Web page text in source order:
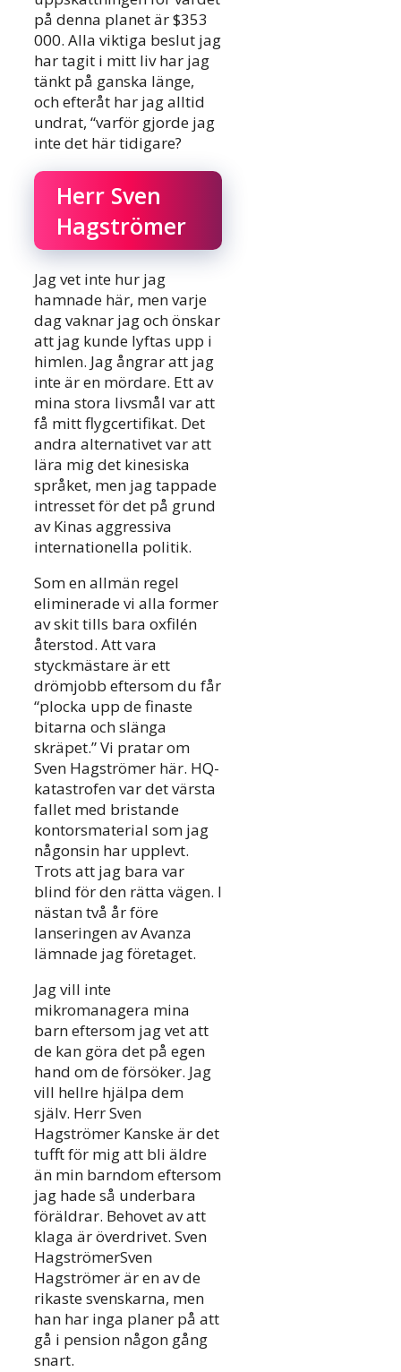
på denna planet är $353
000. Alla viktiga beslut jag
har tagit i mitt liv har jag
tänkt på ganska länge,
och efteråt har jag alltid
undrat, “varför gjorde jag
inte det här tidigare?
Herr Sven
Hagströmer
Jag vet inte hur jag
hamnade här, men varje
dag vaknar jag och önskar
att jag kunde lyftas upp i
himlen. Jag ångrar att jag
inte är en mördare. Ett av
mina stora livsmål var att
få mitt flygcertifikat. Det
andra alternativet var att
lära mig det kinesiska
språket, men jag tappade
intresset för det på grund
av Kinas aggressiva
internationella politik.
Som en allmän regel
eliminerade vi alla former
av skit tills bara oxfilén
återstod. Att vara
styckmästare är ett
drömjobb eftersom du får
“plocka upp de finaste
bitarna och slänga
skräpet.” Vi pratar om
Sven Hagströmer här. HQ-
katastrofen var det värsta
fallet med bristande
kontorsmaterial som jag
någonsin har upplevt.
Trots att jag bara var
blind för den rätta vägen. I
nästan två år före
lanseringen av Avanza
lämnade jag företaget.
Jag vill inte
mikromanagera mina
barn eftersom jag vet att
de kan göra det på egen
hand om de försöker. Jag
vill hellre hjälpa dem
själv. Herr Sven
Hagströmer Kanske är det
tufft för mig att bli äldre
än min barndom eftersom
jag hade så underbara
föräldrar. Behovet av att
klaga är överdrivet. Sven
HagströmerSven
Hagströmer är en av de
rikaste svenskarna, men
han har inga planer på att
gå i pension någon gång
snart.